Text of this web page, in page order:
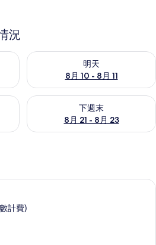
況
應情況
明天
8月 10 - 8月 11
查看明天 (8月 10 - 8月 11) 的
的供應情況
下週末
8月 21 - 8月 23
查看下週末 (8月 21 - 8月 23)
標準客房 | 迷你吧、客房內保險箱、
計費)